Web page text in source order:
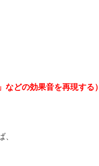
どの効果音を再現する）